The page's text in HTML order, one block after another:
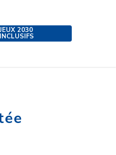
JEUX 2030
INCLUSIFS